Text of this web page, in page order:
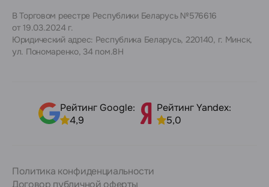
В Торговом реестре Республики Беларусь №576616
от 19.03.2024 г.
Юридический адрес: Республика Беларусь, 220140, г. Минск,
ул. Пономаренко, 34 пом.8Н
Рейтинг Google:
4,9
Рейтинг Yandex:
5,0
Политика конфиденциальности
Договор публичной оферты